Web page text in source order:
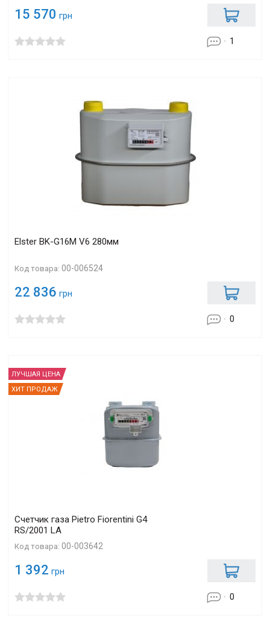
15 570 грн
1
Elster BK-G16М V6 280мм
Код товара:00-006524
22 836 грн
0
ЛУЧШАЯ ЦЕНА
ХИТ ПРОДАЖ
Счетчик газа Pietro Fiorentini G4
RS/2001 LA
Код товара:00-003642
1 392 грн
0